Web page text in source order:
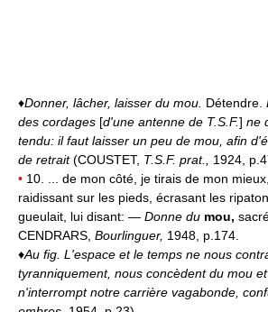
♦Donner, lâcher, laisser du mou. Détendre.
des cordages [d'une antenne de T.S.F.] ne
tendu: il faut laisser un peu de mou, afin
de retrait(COUSTET, T.S.F. prat., 1924,
• 10. ... de mon côté, je tirais de mon
raidissant sur les pieds, écrasant les
gueulait, lui disant: — Donne du mou,
CENDRARS, Bourlinguer, 1948, p.174.
♦Au fig. L'espace et le temps ne nous
tyranniquement, nous concèdent du mou
n'interrompt notre carrière vagabonde,